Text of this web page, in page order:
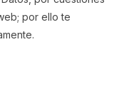
por ello te